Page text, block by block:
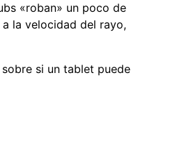
«roban» un poco de
la velocidad del rayo,
si un tablet puede